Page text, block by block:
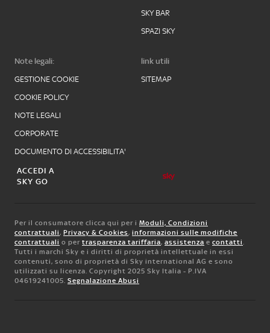
SKY BAR
SPAZI SKY
Note legali:
GESTIONE COOKIE
COOKIE POLICY
NOTE LEGALI
CORPORATE
DOCUMENTO DI ACCESSIBILITA'
link utili
SITEMAP
ACCEDI A
SKY GO
Per il consumatore clicca qui per i Moduli, Condizioni
contrattuali, Privacy & Cookies, informazioni sulle modifiche
contrattuali o per trasparenza tariffaria, assistenza e contatti.
Tutti i marchi Sky e i diritti di proprietà intellettuale in essi
contenuti, sono di proprietà di Sky international AG e sono
utilizzati su licenza. Copyright 2025 Sky Italia - P.IVA
04619241005. Segnalazione Abusi